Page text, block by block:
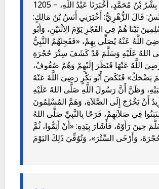
1205 – حَدَّثَنَا بِشْرُ بْنُ مُحَمَّدٍ، أَخْبَرَنَا عَبْدُ اللَّهِ،
قَالَ الزُّهْرِيُّ: أَخْبَرَنِي أَنَسُ بْنُ مَالِكٍ:
بَيْنَا هُمْ فِي الفَجْرِ يَوْمَ الِاثْنَيْنِ، وَأَبُو
اللَّهُ عَنْهُ يُصَلِّي بِهِمْ، «فَفَجِئَهُمُ النَّبِيُّ
اللهُ عَلَيْهِ وَسَلَّمَ قَدْ كَشَفَ سِتْرَ حُجْرَةِ
اللَّهُ عَنْهَا فَنَظَرَ إِلَيْهِمْ وَهُمْ صُفُوفٌ،
يَضْحَكُ» فَنَكَصَ أَبُو بَكْرٍ رَضِيَ اللَّهُ عَنْهُ
وَظَنَّ أَنَّ رَسُولَ اللَّهِ صَلَّى اللهُ عَلَيْهِ
أَنْ يَخْرُجَ إِلَى الصَّلاَةِ، وَهَمَّ المُسْلِمُونَ
فِي صَلاَتِهِمْ، فَرَحًا بِالنَّبِيِّ صَلَّى اللهُ
حِينَ رَأَوْهُ، فَأَشَارَ بِيَدِهِ: «أَنْ أَتِمُّوا، ثُمَّ
وَأَرْخَى السِّتْرَ»، وَتُوُفِّيَ ذَلِكَ اليَوْمَ